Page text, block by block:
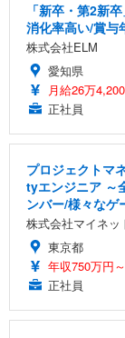
「新卒・第2新
消化率高い/賞与
株式会社ELM
愛知県
月給26万
正社員
プロジェクトマ
tyエンジニア ～
ンバー/様々なゲ
株式会社マイネッ
東京都
年収750万円
正社員